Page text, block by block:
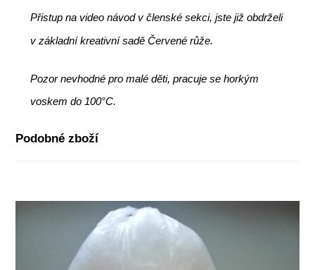
Přistup na video návod v členské sekci, jste již obdrželi
v základní kreativní sadě Červené růže.
Pozor nevhodné pro malé děti, pracuje se horkým
voskem do 100°C.
Podobné zboží